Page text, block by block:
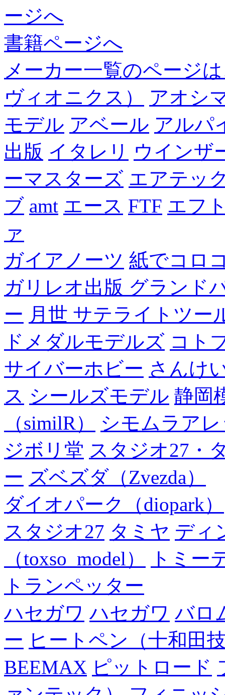
ージへ
書籍ページへ
メーカー一覧のページ
ヴィオニクス）
アオシ
モデル アベール アルパ
出版 イタレリ ウインザ
ーマスターズ エアテッ
ブ amt エース FTF エフ
ァ
ガイアノーツ 紙でコロ
ガリレオ出版 グランド
ー 月世 サテライトツー
ドメダルモデルズ コト
サイバーホビー さんけ
ス シールズモデル 静岡
（similR）
シモムラア
ジボリ堂 スタジオ27・
ー ズベズダ（Zvezda）
ダイオパーク（diopark）
スタジオ27 タミヤ ディ
（toxso_model）
トミー
トランペッター
ハセガワ ハセガワ バロ
ー ヒートペン（十和田
BEEMAX ピットロード